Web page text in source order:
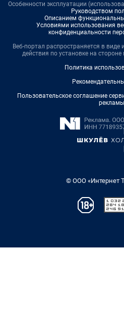
Особенности эксплуатации
Руководством
Описанием
Условиями использования
конфиденциальности
Веб-портал распространяется в виде
действия по установке на
Политика
Пользовательское соглашение
© ООО «Интернет